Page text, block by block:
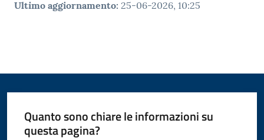
Ultimo aggiornamento: 25-06-2026, 10:25
Quanto sono chiare le informazioni su
questa pagina?